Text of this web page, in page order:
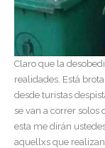
Claro que la
realidades. Está
desde turistas
se van a correr solos
esta me dirán
aquellxs que